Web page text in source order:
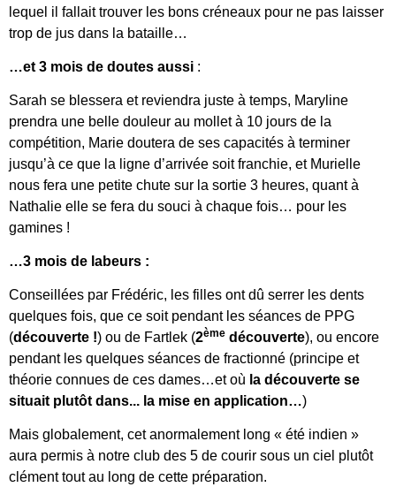
lequel il fallait trouver les bons créneaux pour ne pas laisser
trop de jus dans la bataille…
…et 3 mois de doutes aussi :
Sarah se blessera et reviendra juste à temps, Maryline
prendra une belle douleur au mollet à 10 jours de la
compétition, Marie doutera de ses capacités à terminer
jusqu’à ce que la ligne d’arrivée soit franchie, et Murielle
nous fera une petite chute sur la sortie 3 heures, quant à
Nathalie elle se fera du souci à chaque fois… pour les
gamines !
…3 mois de labeurs :
Conseillées par Frédéric, les filles ont dû serrer les dents
quelques fois, que ce soit pendant les séances de PPG
(découverte !) ou de Fartlek (2ème découverte), ou encore
pendant les quelques séances de fractionné (principe et
théorie connues de ces dames…et où la découverte se
situait plutôt dans... la mise en application…)
Mais globalement, cet anormalement long « été indien »
aura permis à notre club des 5 de courir sous un ciel plutôt
clément tout au long de cette préparation.